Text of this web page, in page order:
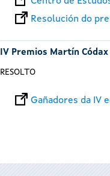
Resolución do
IV Premios Martín Códax
RESOLTO
Gañadores da IV